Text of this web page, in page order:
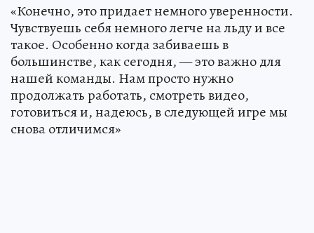
«Конечно, это придает немного уверенности.
Чувствуешь себя немного легче на льду и все
такое. Особенно когда забиваешь в
большинстве, как сегодня, — это важно для
нашей команды. Нам просто нужно
продолжать работать, смотреть видео,
готовиться и, надеюсь, в следующей игре мы
снова отличимся»